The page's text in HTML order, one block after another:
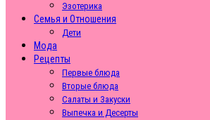
Эзотерика
Семья и Отношения
Дети
Мода
Рецепты
Первые блюда
Вторые блюда
Салаты и Закуски
Выпечка и Десерты